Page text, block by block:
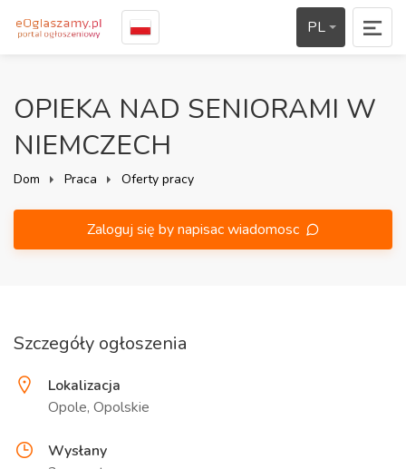
PL
OPIEKA NAD SENIORAMI W
NIEMCZECH
Dom Praca Oferty pracy
Zaloguj się by napisac wiadomosc
Szczegóły ogłoszenia
Lokalizacja
Opole, Opolskie
Wysłany